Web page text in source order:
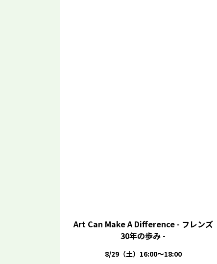
Art Can Make A Difference - フレンズ
30年の歩み -
8/29（土）16:00～18:00